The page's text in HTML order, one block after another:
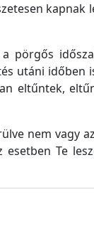
pörgős
utáni időben
eltűntek,
nem vagy
Te